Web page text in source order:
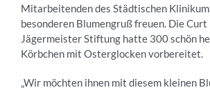
Mitarbeitenden des Städtischen
besonderen Blumengruß freuen. Die
Jägermeister Stiftung hatte 300 schön
Körbchen mit Osterglocken vorbereitet.
„Wir möchten ihnen mit diesem kleinen